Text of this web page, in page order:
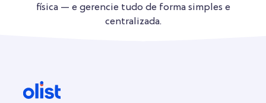
física — e gerencie tudo de forma simples e
centralizada.